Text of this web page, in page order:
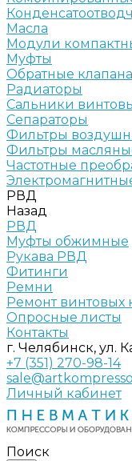
Масла
Модули
Муфты
Обратные клапана
Радиаторы
Сальники
Сепараторы
Фильтры
Фильтры
Частотные
РВД
Назад
РВД
Муфты обжимные
Рукава РВД
Фитинги
Ремни
Ремонт винтовых
Опросные листы
Контакты
г. Челябинск, ул.
+7 (351) 270-98-14
Личный кабинет
Поиск